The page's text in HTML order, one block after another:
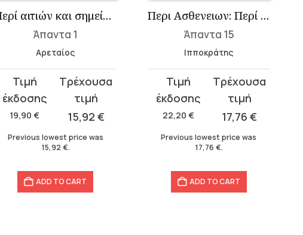
Περί αιτιών και σημείων οξέων παθών, Περί αιτιών και σημείων χρονίων παθών
Άπαντα 1
Αρεταίος
19,90€
Original
price
was:
19,90 €.
15,92 €
Current
price
15,92 €.
Previous lowest price was
15,92 €.
ADD TO CART
Περι Ασθενειων: Περί νούσων Α΄-Δ΄
Άπαντα 15
Ιπποκράτης
22,20 €
Original
price
was:
22,20 €.
17,76€
Current
price
17,76 €.
Previous lowest price was
17,76 €.
ADD TO CART